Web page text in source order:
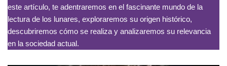
este artículo, te adentraremos en el fascinante mundo de la
lectura de los lunares, exploraremos su origen histórico,
descubriremos cómo se realiza y analizaremos su relevancia
en la sociedad actual.